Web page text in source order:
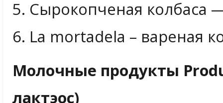
5. Сырокопченая колбаса
6. La mortadela – вареная
Молочные продукты
лактэос)